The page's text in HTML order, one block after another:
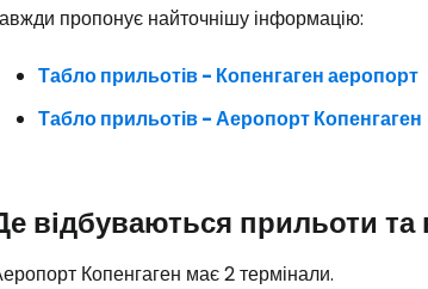
пропонує найточнішу інформацію:
Табло прильотів - Копенгаген аеропорт
Табло прильотів - Аеропорт Копенгаген
відбуваються прильоти та
Копенгаген має 2 термінали.